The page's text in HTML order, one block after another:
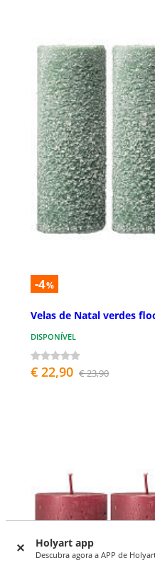
Holyart app
Descubra agora a APP de
-4%
Velas de Natal verdes
DISPONÍVEL
€ 22,90 € 23,90